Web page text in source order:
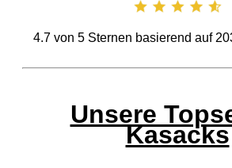
4.7von 5Sternen basierend auf
Unsere
Kasacks